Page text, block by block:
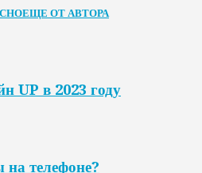
ЕЩЕ ОТ АВТОРА
UP в 2023 году
телефоне?